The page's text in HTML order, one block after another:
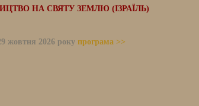
НА СВЯТУ ЗЕМЛЮ (ІЗРАЇЛЬ)
жовтня 2026 року програма >>